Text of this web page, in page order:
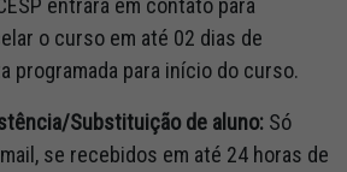
entrará em contato para
o curso em até 02 dias de
programada para início do curso.
Substituição de aluno: Só
se recebidos em até 24 horas de